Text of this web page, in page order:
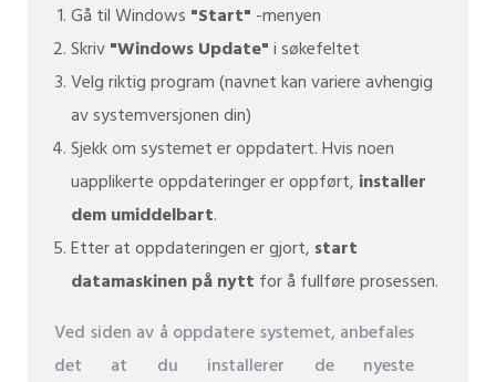
Gå til Windows "Start" -menyen
Skriv"Windows Update"i søkefeltet
Velg riktig program (navnet kan variere avhengig
av systemversjonen din)
Sjekk om systemet er oppdatert. Hvis noen
uapplikerte oppdateringer er oppført, installer
dem umiddelbart.
Etter at oppdateringen er gjort, start
datamaskinen på nytt for å fullføre prosessen.
Ved siden av å oppdatere systemet, anbefales
det at du installerer de nyeste